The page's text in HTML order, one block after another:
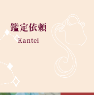
鑑定依頼
Kantei